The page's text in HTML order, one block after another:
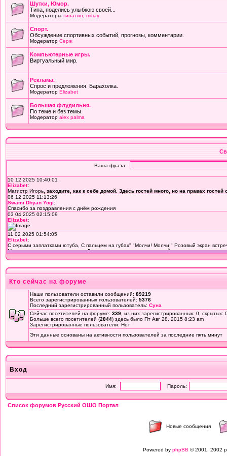
Шутки, Юмор.
Типа, поделись улыбкою своей...
Модераторы тинатин mitiay
Cпорт.
Обсуждение спортивных событий, прогнозы, комментарии.
Модератор Серж
Компьютерные игры.
Виртуальный мир.
Реклама.
Спрос и предложения. Барахолка.
Модератор Elizabet
Большая флудильня.
По теме и без темы.
Модератор alex palma
Кто сейчас на форуме
Наши пользователи оставили сообщений: 89219
Всего зарегистрированных пользователей: 5376
Последний зарегистрированный пользователь: Суна
Сейчас посетителей на форуме: 339 , из них зарегистрированных: 0,
Больше всего посетителей (2844) здесь было Пт Авг 28, 2015 8:23 am
Зарегистрированные пользователи: Нет
Эти данные основаны на активности пользователей за последние пять минут
Вход
Имя: Пароль:
Список форумов Русский ОШО Портал
Новые сообщения
Powered by phpBB © 2001, 2002